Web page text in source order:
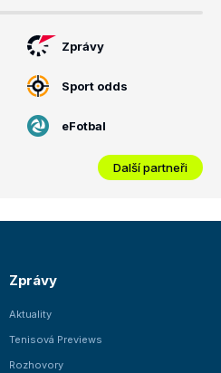
Zprávy
Sport odds
eFotbal
Další partneři
Zprávy
Aktuality
Tenisová Previews
Rozhovory